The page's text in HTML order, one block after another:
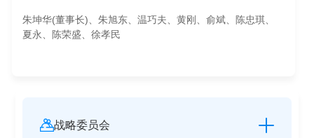
朱坤华(董事长)、朱旭东、温巧夫、黄刚、俞斌、陈忠琪、
夏永、陈荣盛、徐孝民
战略委员会